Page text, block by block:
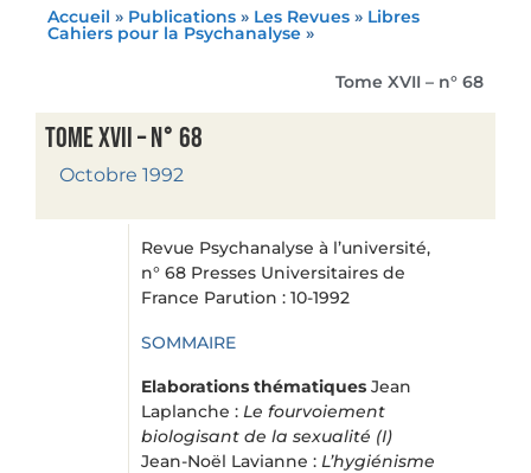
Accueil » Publications » Les Revues » Libres
Cahiers pour la Psychanalyse »
Tome XVII – n° 68
Tome XVII – n° 68
Octobre 1992
Revue Psychanalyse à l’université,
n° 68 Presses Universitaires de
France Parution : 10-1992
SOMMAIRE
Elaborations thématiques Jean
Laplanche : Le fourvoiement
biologisant de la sexualité (I)
Jean-Noël Lavianne : L’hygiénisme